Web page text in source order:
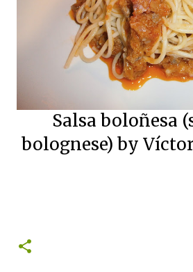
Salsa boloñesa
bolognese) by